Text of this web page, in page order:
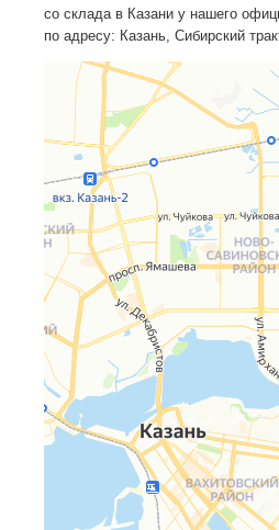
со склада в Казани у нашего
по адресу: Казань, Сибирский